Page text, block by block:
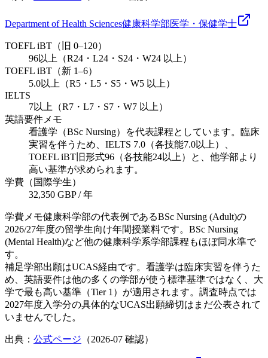
Department of Health Sciences健康科学部医学・保健学士
TOEFL iBT（旧 0–120）
96以上（R24・L24・S24・W24 以上）
TOEFL iBT（新 1–6）
5.0以上（R5・L5・S5・W5 以上）
IELTS
7以上（R7・L7・S7・W7 以上）
英語要件メモ
看護学（BSc Nursing）を代表課程としています。臨床
実習を伴うため、IELTS 7.0（各技能7.0以上）、
TOEFL iBT旧形式96（各技能24以上）と、他学部より
高い基準が求められます。
学費（国際学生）
32,350 GBP / 年
学費メモ健康科学部の代表例であるBSc Nursing (Adult)の
2026/27年度の留学生向け年間授業料です。BSc Nursing
(Mental Health)など他の健康科学系学部課程もほぼ同水準で
す。
補足学部出願はUCAS経由です。看護学は臨床実習を伴うた
め、英語要件は他の多くの学部が使う標準基準ではなく、大
学で最も高い基準（Tier 1）が適用されます。調査時点では
2027年度入学分の具体的なUCAS出願締切はまだ公表されて
いませんでした。
出典： 公式ページ （2026-07 確認）